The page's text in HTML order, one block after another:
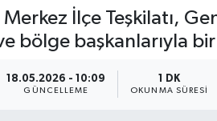
İlçe Teşkilatı,
bölge başkanlarıyla
18.05.2026 - 10:09
GÜNCELLEME
1 DK
OKUNMA SÜRESI